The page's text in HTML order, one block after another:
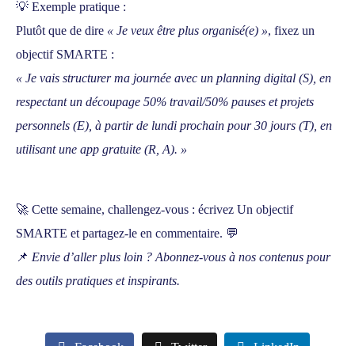
💡 Exemple pratique :
Plutôt que de dire « Je veux être plus organisé(e) », fixez un
objectif SMARTE :
« Je vais structurer ma journée avec un planning digital (S), en
respectant un découpage 50% travail/50% pauses et projets
personnels (E), à partir de lundi prochain pour 30 jours (T), en
utilisant une app gratuite (R, A). »
🚀 Cette semaine, challengez-vous : écrivez Un objectif
SMARTE et partagez-le en commentaire. 💬
📌 Envie d’aller plus loin ? Abonnez-vous à nos contenus pour
des outils pratiques et inspirants.